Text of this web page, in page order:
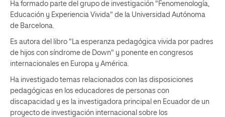
Ha formado parte del grupo de investigación "Fenomenología,
Educación y Experiencia Vivida" de la Universidad Autónoma
de Barcelona.
Es autora del libro "La esperanza pedagógica vivida por padres
de hijos con síndrome de Down" y ponente en congresos
internacionales en Europa y América.
Ha investigado temas relacionados con las disposiciones
pedagógicas en los educadores de personas con
discapacidad y es la investigadora principal en Ecuador de un
proyecto de investigación internacional sobre los